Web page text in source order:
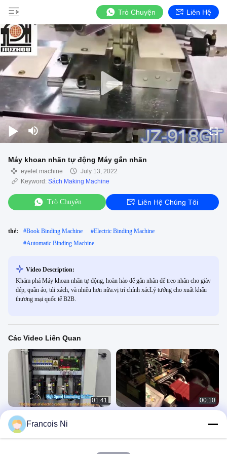
Trò Chuyện Liên Hệ
Máy khoan nhãn tự động Máy gắn nhãn
eyelet machine
July 13, 2022
Keyword: Sách Making Machine
Trò Chuyện Liên Hệ Chúng Tôi
thẻ: #Book Binding Machine #Electric Binding Machine
#Automatic Binding Machine
Video Description:
Khám phá Máy khoan nhãn tự động, hoàn hảo để gắn nhãn để treo nhãn cho giày
dép, quần áo, túi xách, và nhiều hơn nữa.vị trí chính xácLý tưởng cho xuất khẩu
thương mại quốc tế B2B.
Các Video Liên Quan
01:41
Juho-JHD-M24K
Video Khác
00:10
Francois Ni